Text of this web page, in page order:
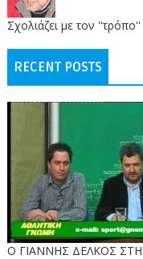
Σχολιάζει με τον
RECENT POSTS
Ο ΓΙΑΝΝΗΣ ΔΕΛΚΟΣ